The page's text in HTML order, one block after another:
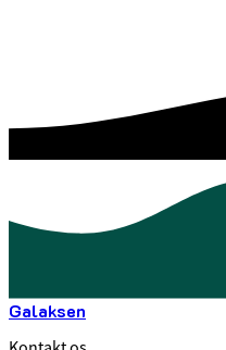
Galaksen